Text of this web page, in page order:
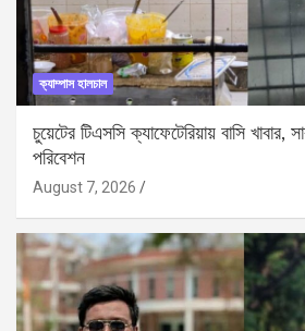
ক্যাম্পাস হালচাল
চুয়েটের টিএসসি ক্যাফেটেরিয়ায় বাসি খাবার,
পরিবেশন
August 7, 2026